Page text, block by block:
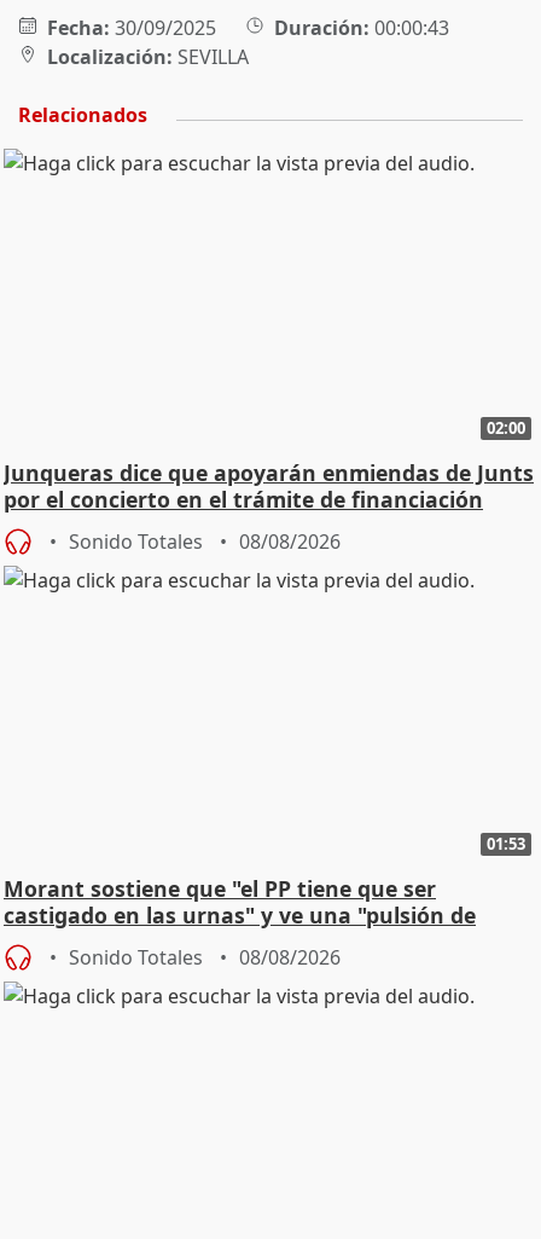
Fecha: 30/09/2025 Duración: 00:00:43
Localización: SEVILLA
Relacionados
02:00
Junqueras dice que apoyarán enmiendas de Junts
por el concierto en el trámite de financiación
Sonido Totales 08/08/2026
01:53
Morant sostiene que "el PP tiene que ser
castigado en las urnas" y ve una "pulsión de
cambio"
Sonido Totales 08/08/2026